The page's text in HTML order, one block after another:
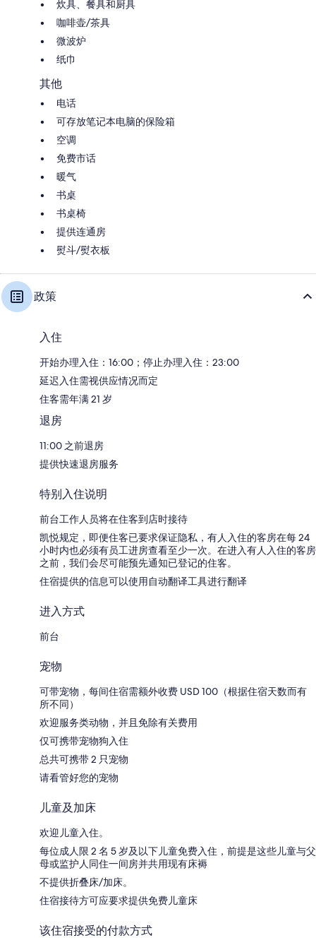
炊具、餐具和厨具
咖啡壶/茶具
微波炉
纸巾
其他
电话
可存放笔记本电脑的保险箱
空调
免费市话
暖气
书桌
书桌椅
提供连通房
熨斗/熨衣板
政策
入住
开始办理入住：16:00；停止办理入住：23:00
延迟入住需视供应情况而定
住客需年满 21 岁
退房
11:00 之前退房
提供快速退房服务
特别入住说明
前台工作人员将在住客到店时接待
凯悦规定，即便住客已要求保证隐私，有人入住的客房在每 24
小时内也必须有员工进房查看至少一次。在进入有人入住的客房
之前，我们会尽可能预先通知已登记的住客。
住宿提供的信息可以使用自动翻译工具进行翻译
进入方式
前台
宠物
可带宠物，每间住宿需额外收费 USD 100（根据住宿天数而有
所不同）
欢迎服务类动物，并且免除有关费用
仅可携带宠物狗入住
总共可携带 2 只宠物
请看管好您的宠物
儿童及加床
欢迎儿童入住。
每位成人限 2 名 5 岁及以下儿童免费入住，前提是这些儿童与父
母或监护人同住一间房并共用现有床褥
不提供折叠床/加床。
住宿接待方可应要求提供免费儿童床
该住宿接受的付款方式